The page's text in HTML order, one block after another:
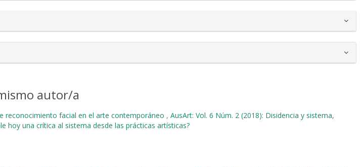
autor/a
reconocimiento facial en el arte contemporáneo , AusArt: Vol. 6 Núm. 2 (2018): Disidencia y sistema,
hoy una crítica al sistema desde las prácticas artísticas?